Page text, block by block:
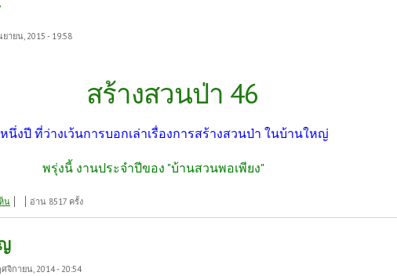
ายน, 2015 - 19:58
สร้างสวนป่า 46
นึ่งปี ที่ว่างเว้นการบอกเล่าเรื่องการสร้างสวนป่า ในบ้านใหญ่
พรุ่งนี้ งานประจำปีของ "บ้านสวนพอเพียง"
47
น อ่าน 8517 ครั้ง
จิกายน, 2014 - 20:54